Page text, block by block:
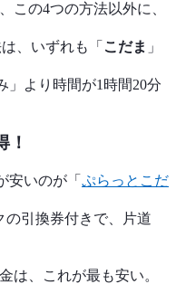
この4つの方法以外に、
、いずれも「 こだま 」
」より時間が1時間20分
！
安いのが「 ぷらっとこだ
の引換券付きで、片道
は、これが最も安い。